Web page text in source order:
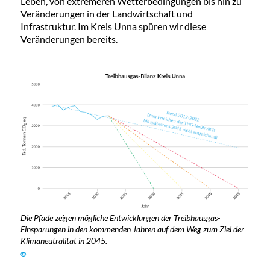
Veränderungen in der Landwirtschaft und
Infrastruktur. Im Kreis Unna spüren wir diese
Veränderungen bereits.
Die Pfade zeigen mögliche Entwicklungen der Treibhausgas-
Einsparungen in den kommenden Jahren auf dem Weg zum Ziel der
Klimaneutralität in 2045.
©